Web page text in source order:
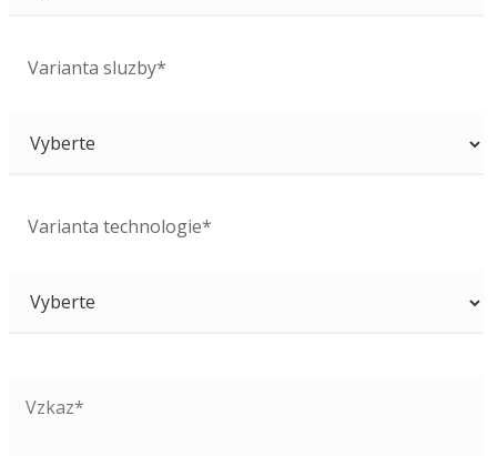
Varianta sluzby*
Varianta technologie*